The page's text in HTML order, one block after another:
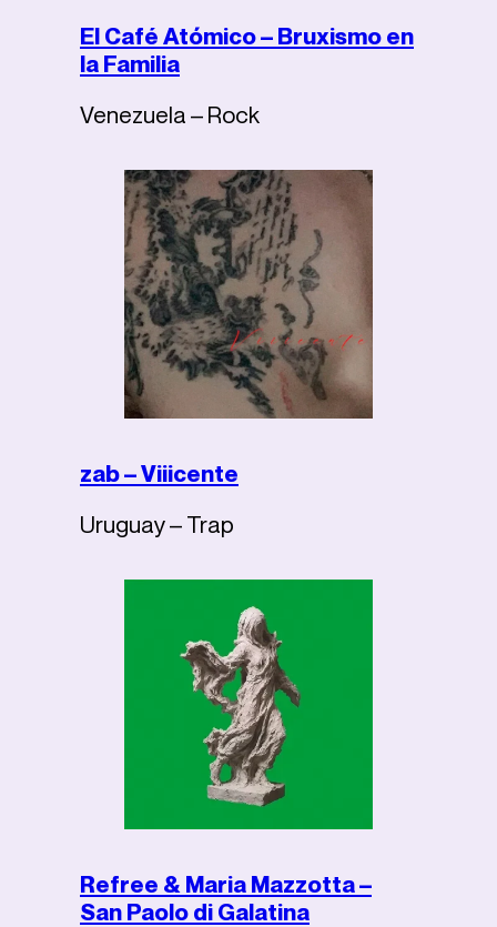
El Café Atómico – Bruxismo en
la Familia
Venezuela – Rock
zab – Viiicente
Uruguay – Trap
Refree & Maria Mazzotta –
San Paolo di Galatina